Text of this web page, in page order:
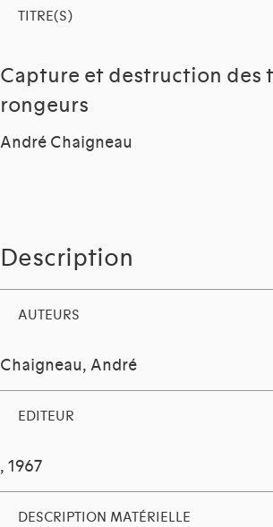
TITRE(S)
Capture et destruction des
rongeurs
André Chaigneau
Description
AUTEURS
Chaigneau, André
EDITEUR
, 1967
DESCRIPTION MATÉRIELLE